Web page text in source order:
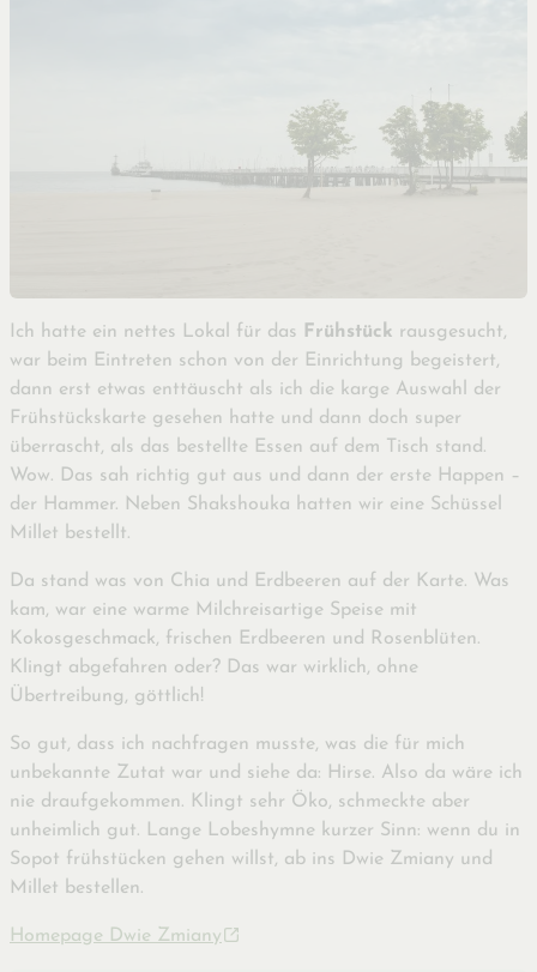
Ich hatte ein nettes Lokal für das Frühstück rausgesucht,
war beim Eintreten schon von der Einrichtung begeistert,
dann erst etwas enttäuscht als ich die karge Auswahl der
Frühstückskarte gesehen hatte und dann doch super
überrascht, als das bestellte Essen auf dem Tisch stand.
Wow. Das sah richtig gut aus und dann der erste Happen –
der Hammer. Neben Shakshouka hatten wir eine Schüssel
Millet bestellt.
Da stand was von Chia und Erdbeeren auf der Karte. Was
kam, war eine warme Milchreisartige Speise mit
Kokosgeschmack, frischen Erdbeeren und Rosenblüten.
Klingt abgefahren oder? Das war wirklich, ohne
Übertreibung, göttlich!
So gut, dass ich nachfragen musste, was die für mich
unbekannte Zutat war und siehe da: Hirse. Also da wäre ich
nie draufgekommen. Klingt sehr Öko, schmeckte aber
unheimlich gut. Lange Lobeshymne kurzer Sinn: wenn du in
Sopot frühstücken gehen willst, ab ins Dwie Zmiany und
Millet bestellen.
Homepage Dwie Zmiany